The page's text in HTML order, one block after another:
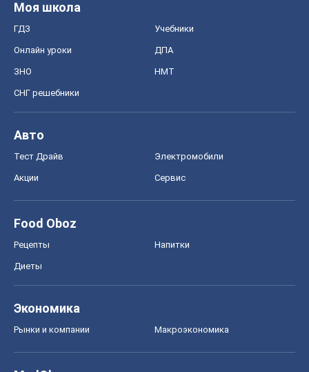
Моя школа
ГДЗ Учебники
Онлайн уроки ДПА
ЗНО НМТ
СНГ решебники
Авто
Тест Драйв Электромобили
Акции Сервис
Food Oboz
Рецепты Напитки
Диеты
Экономика
Рынки и компании Mакроэкономика